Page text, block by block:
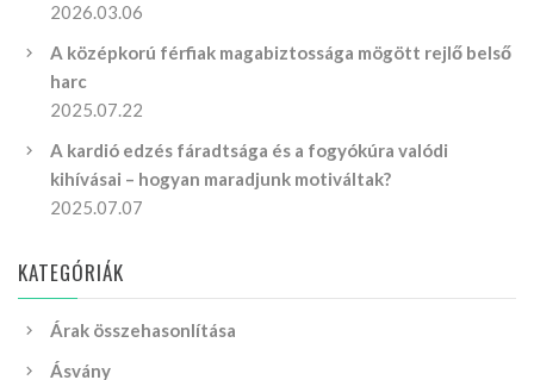
2026.03.06
A középkorú férfiak magabiztossága mögött rejlő belső
harc
2025.07.22
A kardió edzés fáradtsága és a fogyókúra valódi
kihívásai – hogyan maradjunk motiváltak?
2025.07.07
KATEGÓRIÁK
Árak összehasonlítása
Ásvány